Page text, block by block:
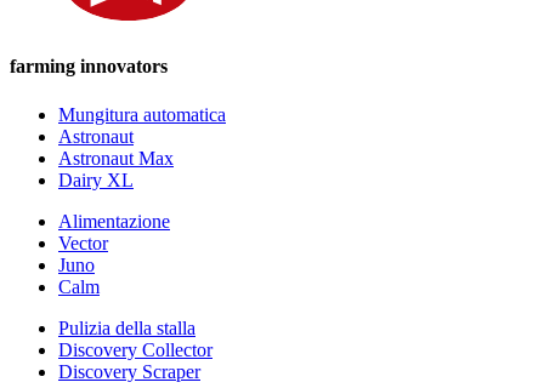
farming innovators
Mungitura automatica
Astronaut
Astronaut Max
Dairy XL
Alimentazione
Vector
Juno
Calm
Pulizia della stalla
Discovery Collector
Discovery Scraper